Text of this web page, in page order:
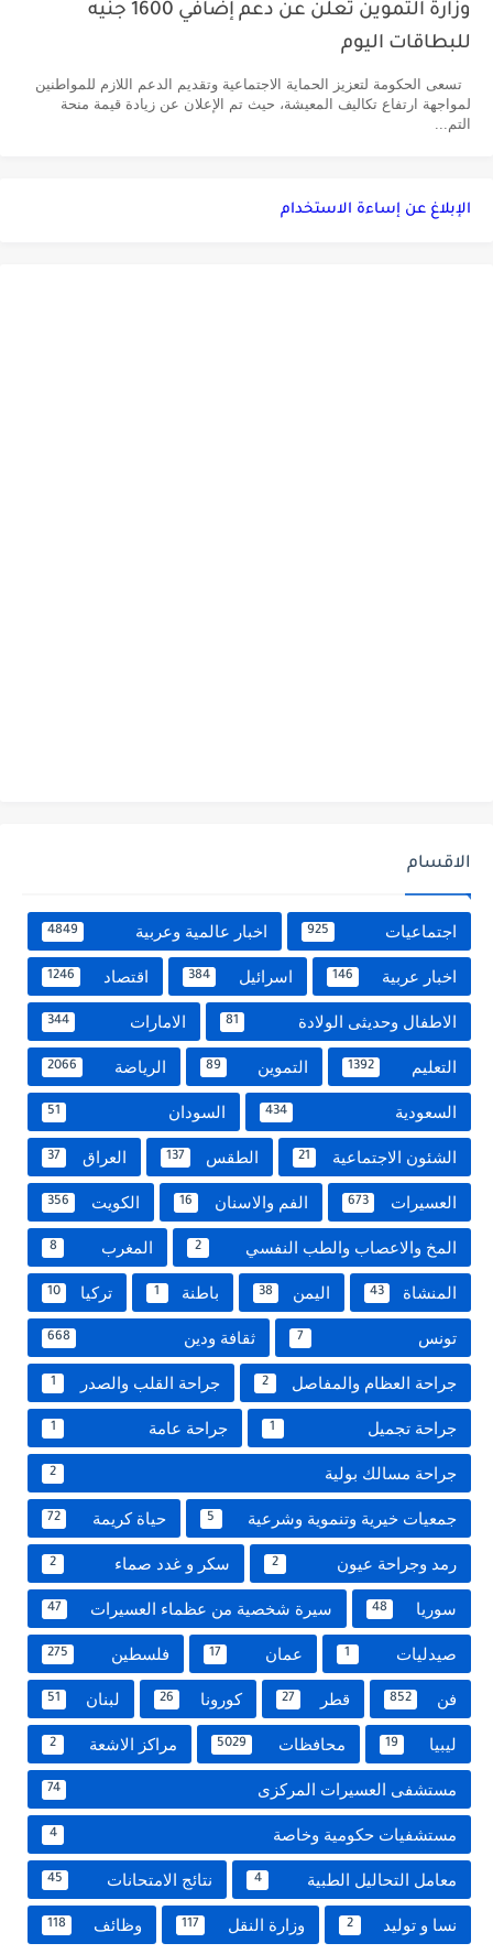
وزارة التموين تعلن عن دعم إضافي 1600 جنيه
للبطاقات اليوم
تسعى الحكومة لتعزيز الحماية الاجتماعية وتقديم الدعم اللازم للمواطنين
لمواجهة ارتفاع تكاليف المعيشة، حيث تم الإعلان عن زيادة قيمة منحة
التم...
الإبلاغ عن إساءة الاستخدام
الاقسام
اجتماعيات 925 اخبار عالمية وعربية 4849
اخبار عربية 146 اسرائيل 384 اقتصاد 1246
الاطفال وحديثى الولادة 81 الامارات 344
التعليم 1392 التموين 89 الرياضة 2066
السعودية 434 السودان 51
الشئون الاجتماعية 21 الطقس 137 العراق 37
العسيرات 673 الفم والاسنان 16 الكويت 356
المخ والاعصاب والطب النفسي 2 المغرب 8
المنشاة 43 اليمن 38 باطنة 1 تركيا 10
تونس 7 ثقافة ودين 668
جراحة العظام والمفاصل 2 جراحة القلب والصدر 1
جراحة تجميل 1 جراحة عامة 1
جراحة مسالك بولية 2
جمعيات خيرية وتنموية وشرعية 5 حياة كريمة 72
رمد وجراحة عيون 2 سكر و غدد صماء 2
سوريا 48 سيرة شخصية من عظماء العسيرات 47
صيدليات 1 عمان 17 فلسطين 275
فن 852 قطر 27 كورونا 26 لبنان 51
ليبيا 19 محافظات 5029 مراكز الاشعة 2
مستشفى العسيرات المركزى 74
مستشفيات حكومية وخاصة 4
معامل التحاليل الطبية 4 نتائج الامتحانات 45
نسا و توليد 2 وزارة النقل 117 وظائف 118